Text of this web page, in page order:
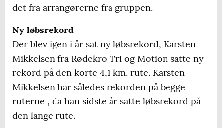
det fra arrangørerne fra gruppen.
Ny løbsrekord
Der blev igen i år sat ny løbsrekord, Karsten
Mikkelsen fra Rødekro Tri og Motion satte ny
rekord på den korte 4,1 km. rute. Karsten
Mikkelsen har således rekorden på begge
ruterne , da han sidste år satte løbsrekord på
den lange rute.